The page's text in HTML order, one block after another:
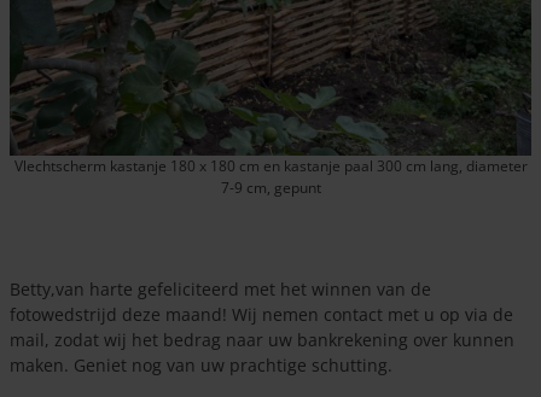
Vlechtscherm kastanje 180 x 180 cm en kastanje paal 300 cm lang, diameter
7-9 cm, gepunt
Betty,van harte gefeliciteerd met het winnen van de
fotowedstrijd deze maand! Wij nemen contact met u op via de
mail, zodat wij het bedrag naar uw bankrekening over kunnen
maken. Geniet nog van uw prachtige schutting.